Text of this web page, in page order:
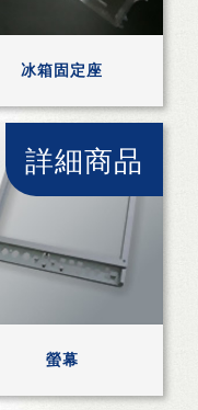
冰箱固定座
詳細商品
螢幕